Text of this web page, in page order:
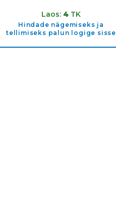
Laos: 4TK
Hindade nägemiseks ja
tellimiseks palun logige sisse